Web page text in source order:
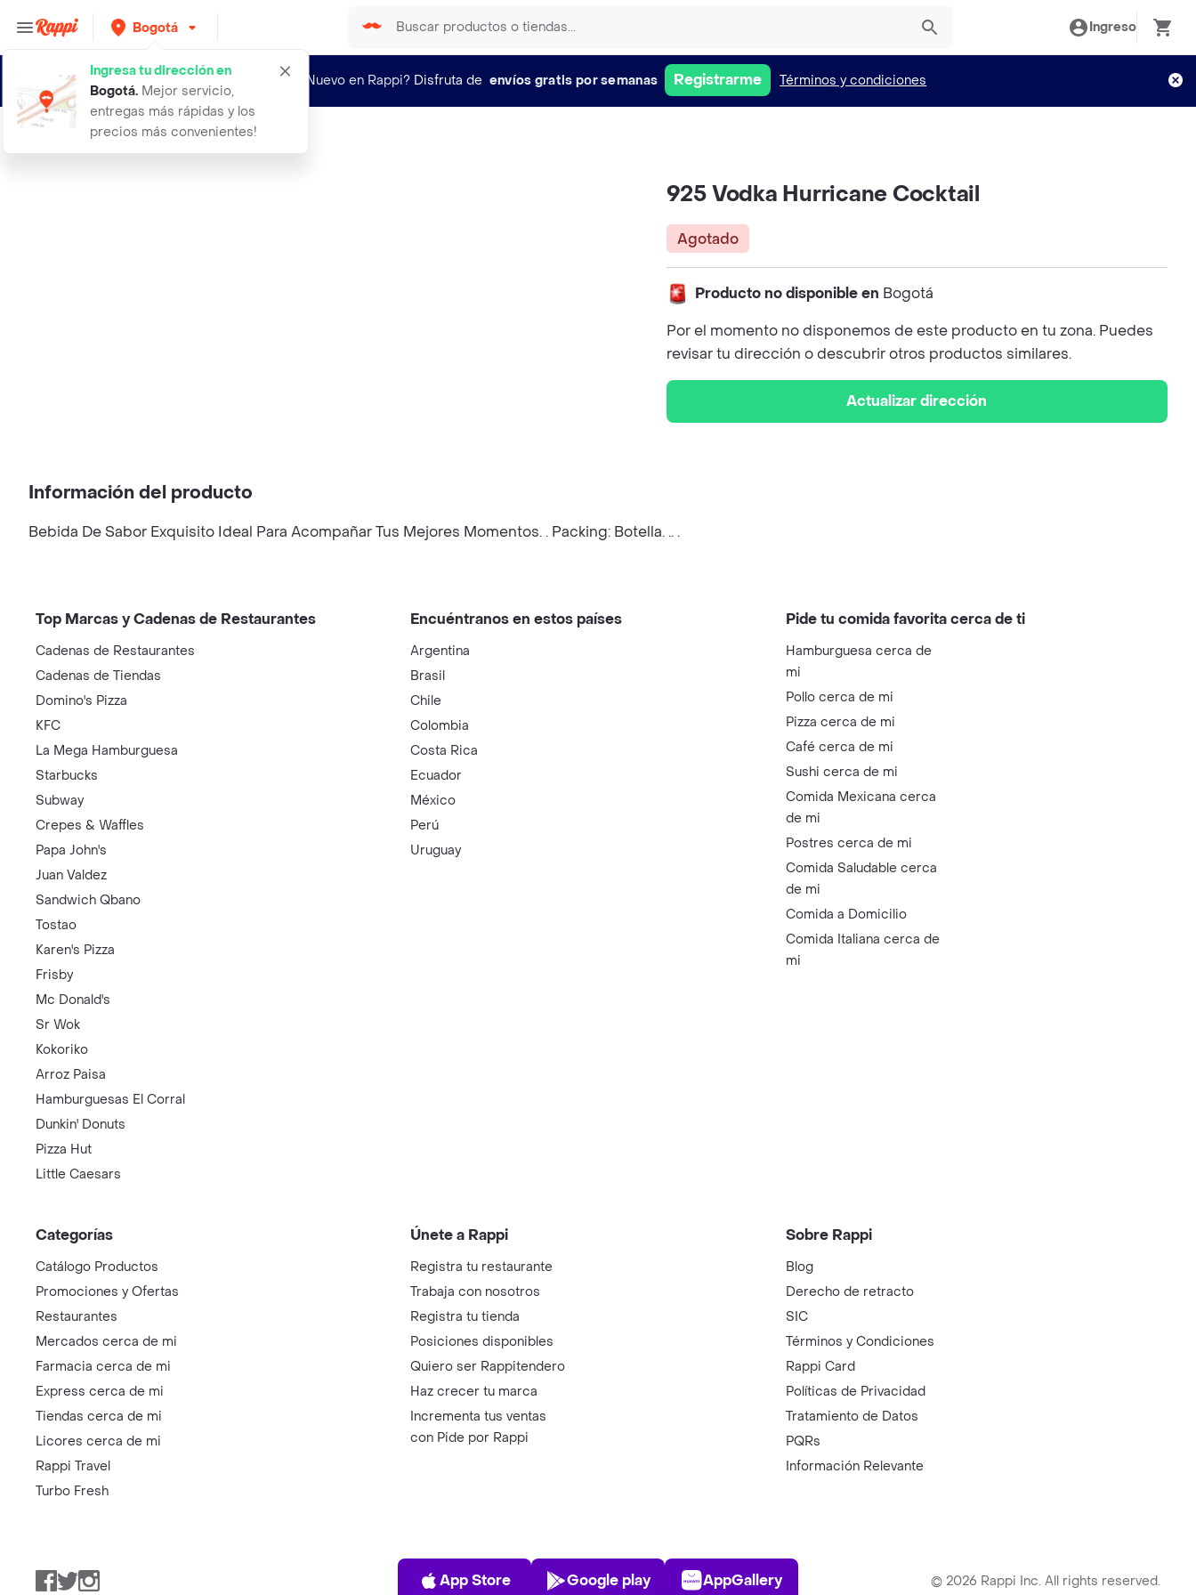
Bogotá
Ingresa tu dirección en
Bogotá. Mejor servicio,
entregas más rápidas y los
precios más convenientes!
Ingreso
¿Nuevo en Rappi? Disfruta de envíos gratis por semanas Registrarme Términos y condiciones
925 vodka hurricane cocktail
925 Vodka Hurricane Cocktail
Agotado
Producto no disponible en Bogotá
Por el momento no disponemos de este producto en tu zona. Puedes
revisar tu dirección o descubrir otros productos similares.
Actualizar dirección
Información del producto
Bebida De Sabor Exquisito Ideal Para Acompañar Tus Mejores Momentos. . Packing: Botella. .. .
Top Marcas y Cadenas de Restaurantes
Cadenas de Restaurantes
Cadenas de Tiendas
Domino's Pizza
KFC
La Mega Hamburguesa
Starbucks
Subway
Crepes & Waffles
Papa John's
Juan Valdez
Sandwich Qbano
Tostao
Karen's Pizza
Frisby
Mc Donald's
Sr Wok
Kokoriko
Arroz Paisa
Hamburguesas El Corral
Dunkin' Donuts
Pizza Hut
Little Caesars
Encuéntranos en estos países
Argentina
Brasil
Chile
Colombia
Costa Rica
Ecuador
México
Perú
Uruguay
Pide tu comida favorita cerca de ti
Hamburguesa cerca de
mi
Pollo cerca de mi
Pizza cerca de mi
Café cerca de mi
Sushi cerca de mi
Comida Mexicana cerca
de mi
Postres cerca de mi
Comida Saludable cerca
de mi
Comida a Domicilio
Comida Italiana cerca de
mi
Categorías
Catálogo Productos
Promociones y Ofertas
Restaurantes
Mercados cerca de mi
Farmacia cerca de mi
Express cerca de mi
Tiendas cerca de mi
Licores cerca de mi
Rappi Travel
Turbo Fresh
Únete a Rappi
Registra tu restaurante
Trabaja con nosotros
Registra tu tienda
Posiciones disponibles
Quiero ser Rappitendero
Haz crecer tu marca
Incrementa tus ventas
con Pide por Rappi
Sobre Rappi
Blog
Derecho de retracto
SIC
Términos y Condiciones
Rappi Card
Políticas de Privacidad
Tratamiento de Datos
PQRs
Información Relevante
Facebook
TwitterInstagram
App Store
App Store
Play Store
Google play
AppGallery
AppGallery © 2026 Rappi Inc. All rights reserved.